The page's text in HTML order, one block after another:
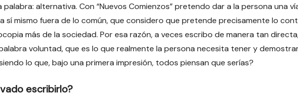
palabra: alternativa. Con “Nuevos Comienzos” pretendo dar a la persona una
sí mismo fuera de lo común, que considero que pretende precisamente lo
más de la sociedad. Por esa razón, a veces escribo de manera tan
voluntad, que es lo que realmente la persona necesita tener y
lo que, bajo una primera impresión, todos piensan que serías?
escribirlo?